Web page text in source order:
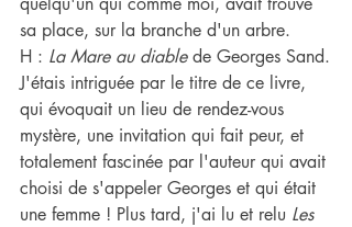
sa place, sur la branche d'un arbre.
H : La Mare au diable de Georges Sand.
J'étais intriguée par le titre de ce livre,
qui évoquait un lieu de rendez-vous
mystère, une invitation qui fait peur, et
totalement fascinée par l'auteur qui avait
choisi de s'appeler Georges et qui était
une femme ! Plus tard, j'ai lu et relu Les